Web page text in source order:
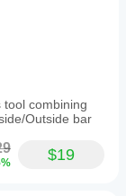
tool combining
Outside bar
$19